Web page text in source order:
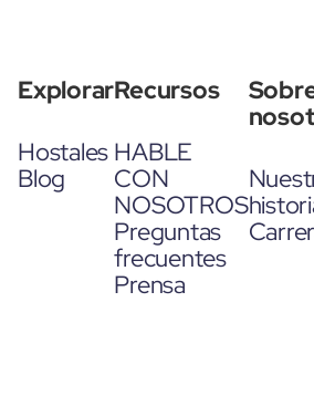
Explorar
Hostales
Blog
Recursos
HABLE
CON
NOSOTROS
Preguntas
frecuentes
Prensa